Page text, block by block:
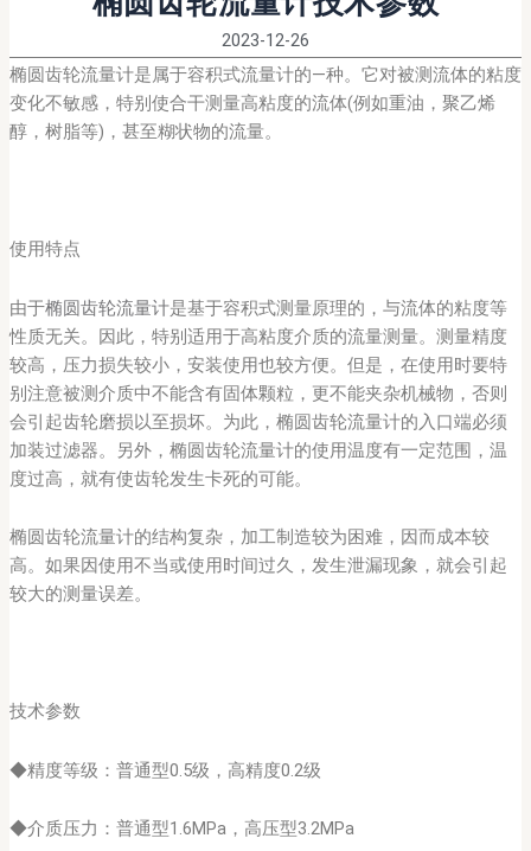
2023-12-26
椭圆齿轮流量计是属于容积式流量计的—种。它对被测流体的粘度
变化不敏感，特别使合干测量高粘度的流体(例如重油，聚乙烯
醇，树脂等)，甚至糊状物的流量。
使用特点
由于椭圆齿轮流量计是基于容积式测量原理的，与流体的粘度等
性质无关。因此，特别适用于高粘度介质的流量测量。测量精度
较高，压力损失较小，安装使用也较方便。但是，在使用时要特
别注意被测介质中不能含有固体颗粒，更不能夹杂机械物，否则
会引起齿轮磨损以至损坏。为此，椭圆齿轮流量计的入口端必须
加装过滤器。另外，椭圆齿轮流量计的使用温度有一定范围，温
度过高，就有使齿轮发生卡死的可能。
椭圆齿轮流量计的结构复杂，加工制造较为困难，因而成本较
高。如果因使用不当或使用时间过久，发生泄漏现象，就会引起
较大的测量误差。
技术参数
◆精度等级：普通型0.5级，高精度0.2级
◆介质压力：普通型1.6MPa，高压型3.2MPa